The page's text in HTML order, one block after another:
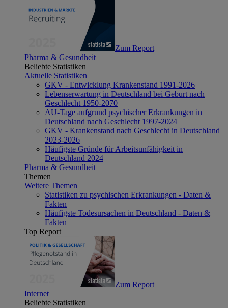
Zum Report
Pharma & Gesundheit
Beliebte Statistiken
Aktuelle Statistiken
GKV - Entwicklung Krankenstand 1991-2026
Lebenserwartung in Deutschland bei Geburt nach
Geschlecht 1950-2070
AU-Tage aufgrund psychischer Erkrankungen in
Deutschland nach Geschlecht 1997-2024
GKV - Krankenstand nach Geschlecht in Deutschland
2023-2026
Häufigste Gründe für Arbeitsunfähigkeit in
Deutschland 2024
Pharma & Gesundheit
Themen
Weitere Themen
Statistiken zu psychischen Erkrankungen - Daten &
Fakten
Häufigste Todesursachen in Deutschland - Daten &
Fakten
Top Report
Zum Report
Internet
Beliebte Statistiken